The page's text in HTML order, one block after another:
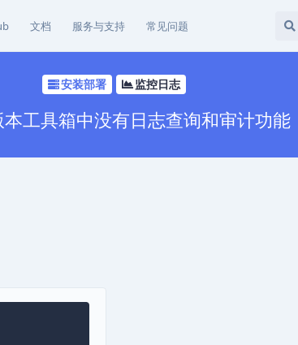
文档 服务与支持 常见问题
安装部署 监控日志
工具箱中没有日志查询和审计功能